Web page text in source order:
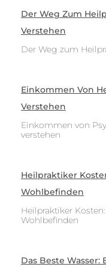
Der Weg Zum
Verstehen
Der Weg zum
Einkommen Von
Verstehen
Einkommen von
verstehen
Heilpraktiker
Wohlbefinden
Heilpraktiker
Wohlbefinden
Das Beste